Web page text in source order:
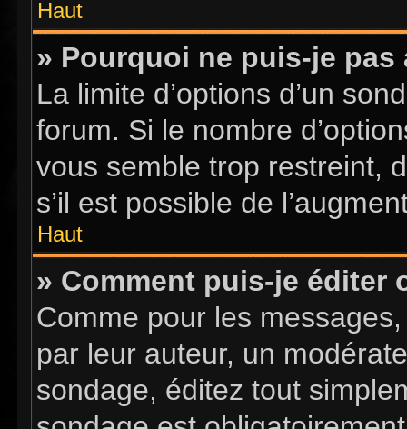
Haut
» Pourquoi ne puis-je
La limite d’options d’un
forum. Si le nombre
vous semble trop restreint,
s’il est possible de
Haut
» Comment puis-je éditer
Comme pour les
par leur auteur, un
sondage, éditez tout